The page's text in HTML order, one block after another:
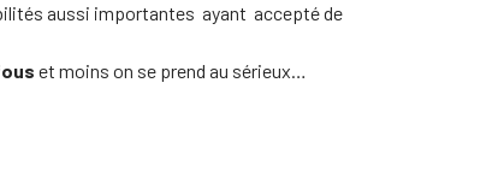
aussi importantes ayant accepté de
et moins on se prend au sérieux…